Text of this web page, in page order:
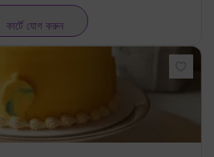
কার্টে যোগ করুন